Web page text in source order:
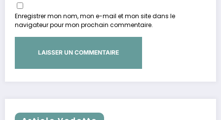
Enregistrer mon nom, mon e-mail et mon site dans le
navigateur pour mon prochain commentaire.